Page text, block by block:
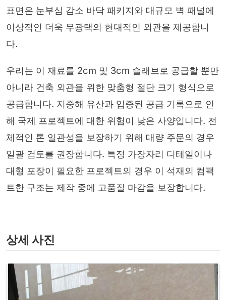
표면은 눈부심 감소 바닥 패키지와 대규모 벽 패널에
이상적인 더욱 무광택의 현대적인 외관을 제공합니
다.
우리는 이 재료를 2cm 및 3cm 슬래브로 공급할 뿐만
아니라 건축 외관을 위한 맞춤형 절단 크기 형식으로
공급합니다. 지중해 유산과 입증된 공급 기록으로 인
해 국제 프로젝트에 대한 위험이 낮은 사양입니다. 전
체적인 톤 일관성을 보장하기 위해 대량 주문의 경우
일괄 검토를 권장합니다. 특정 가장자리 디테일이나
대형 포장이 필요한 프로젝트의 경우 이 석재의 컴팩
트한 구조는 제작 중에 고품질 마감을 보장합니다.
상세 사진